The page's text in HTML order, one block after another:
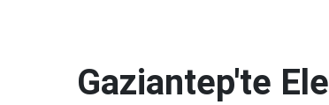
Gaziantep'te